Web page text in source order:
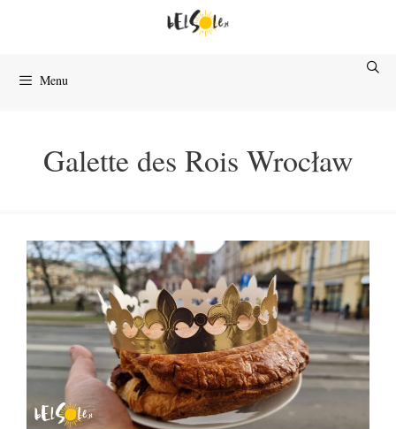
Menu
Galette des Rois Wrocław